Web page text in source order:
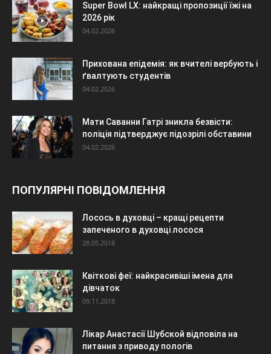
Super Bowl LX: найкращі пропозиції їжі на
2026 рік
04.02.2026
Прихована епідемія: як вчителі вербують і
ґвалтують студентів
04.02.2026
Мати Саванни Гатрі зникла безвісти:
поліція підтверджує підозрілі обставини
04.02.2026
ПОПУЛЯРНІ ПОВІДОМЛЕННЯ
Лосось в духовці – кращі рецепти
запеченого в духовці лосося
28.05.2018
Квіткові феї: найкрасивіші імена для
дівчаток
09.11.2018
Лікар Анастасії Шубской відповіла на
питання з приводу пологів